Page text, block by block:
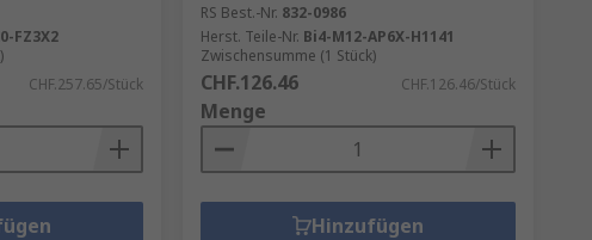
FZ3X2
CHF.257.65/Stück
RS Best.-Nr. 832-0986
Herst. Teile-Nr. Bi4-M12-AP6X-H1141
Zwischensumme (1 Stück)
CHF.126.46 CHF.126.46/Stück
Menge
Hinzufügen